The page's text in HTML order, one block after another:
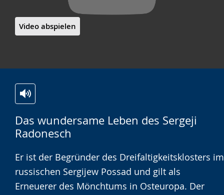
Video abspielen
Das wundersame Leben des Sergeji
Radonesch
Leichten
Sprache
wechseln.
Audio-
Unterstützung.
Video
in
Deutscher
Gebärdensprache
wird
Er ist der Begründer des Dreifaltigkeitsklosters im
russischen Sergijew Possad und gilt als
Erneuerer des Mönchtums in Osteuropa. Der